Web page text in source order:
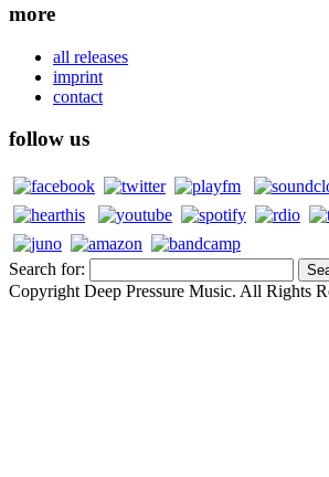
more
all releases
imprint
contact
follow us
Search for:
Copyright Deep Pressure Music. All Rights